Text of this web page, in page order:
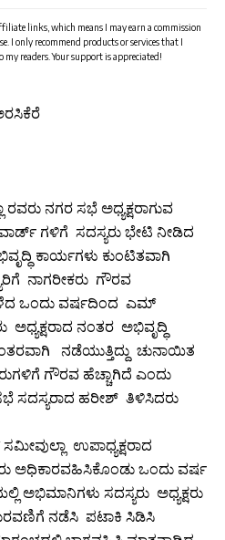
links, which means I may earn a commission
I only recommend products or services that I
readers. Your support is appreciated!
ನಗರ ಸಭೆ ಅಧ್ಯಕ್ಷರಾಗುವ
ಗಳಿಗೆ ಸದಸ್ಯರು ಭೇಟಿ ನೀಡಿದ
ಕಾರ್ಯಗಳು ಕುಂಟಿತವಾಗಿ
ನಾಗರೀಕರು ಗೌರವ
ಒಂದು ವರ್ಷದಿಂದ ಎಮ್
ಅಧ್ಯಕ್ಷರಾದ ನಂತರ ಅಭಿವೃದ್ಧಿ
ನಡೆಯುತ್ತಿದ್ದು ಚುನಾಯಿತ
ಗೌರವ ಹೆಚ್ಚಾಗಿದೆ ಎಂದು
ಸದಸ್ಯರಾದ ಹರೀಶ್ ತಿಳಿಸಿದರು
ಉಪಾಧ್ಯಕ್ಷರಾದ
ಒಂದು ವರ್ಷ
ಅಭಿಮಾನಿಗಳು ಸದಸ್ಯರು ಅಧ್ಯಕ್ಷರು
ನಡೆಸಿ ಪಟಾಕಿ ಸಿಡಿಸಿ